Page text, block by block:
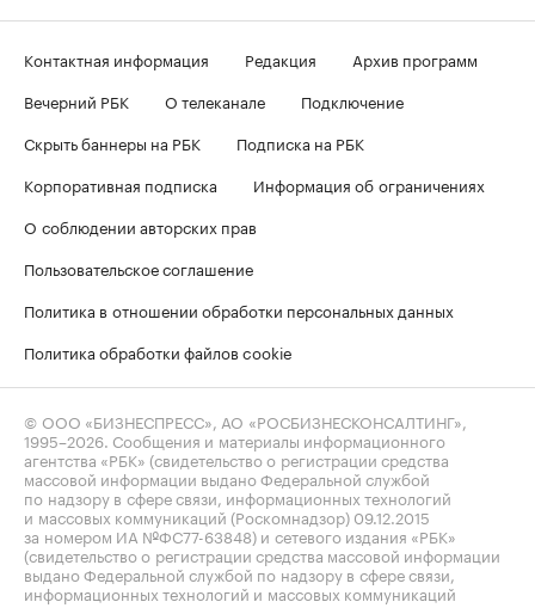
Контактная информация Редакция
Архив программ
Вечерний РБК
О телеканале
Подключение
Скрыть баннеры на РБК
Подписка на РБК
Корпоративная подписка
Информация об ограничениях
О соблюдении авторских прав
Пользовательское соглашение
Политика в отношении обработки персональных данных
Политика обработки файлов cookie
© ООО «БИЗНЕСПРЕСС», АО «РОСБИЗНЕСКОНСАЛТИНГ»,
1995–2026. Сообщения и материалы информационного
агентства «РБК» (свидетельство о регистрации средства
массовой информации выдано Федеральной службой
по надзору в сфере связи, информационных технологий
и массовых коммуникаций (Роскомнадзор) 09.12.2015
за номером ИА №ФС77-63848) и сетевого издания «РБК»
(свидетельство о регистрации средства массовой информации
выдано Федеральной службой по надзору в сфере связи,
информационных технологий и массовых коммуникаций